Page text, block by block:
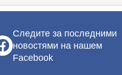
Следите за последними
новостями на нашем
Facebook